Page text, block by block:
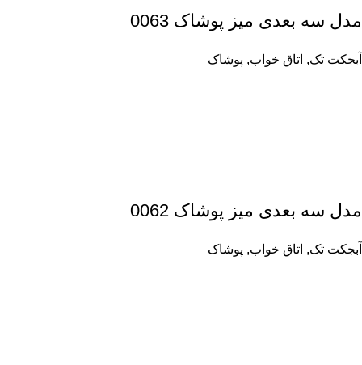
مدل سه بعدی میز پوشاک 0063
آبجکت تک, اتاق خواب, پوشاک
مدل سه بعدی میز پوشاک 0062
آبجکت تک, اتاق خواب, پوشاک